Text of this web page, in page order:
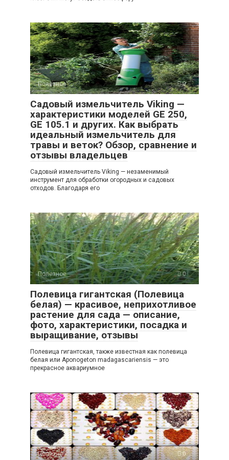
Полезное 0
Садовый измельчитель Viking —
характеристики моделей GE 250,
GE 105.1 и других. Как выбрать
идеальный измельчитель для
травы и веток? Обзор, сравнение и
отзывы владельцев
Садовый измельчитель Viking — незаменимый
инструмент для обработки огородных и садовых
отходов. Благодаря его
Полезное 0
Полевица гигантская (Полевица
белая) — красивое, неприхотливое
растение для сада — описание,
фото, характеристики, посадка и
выращивание, отзывы
Полевица гигантская, также известная как полевица
белая или Aponogeton madagascariensis — это
прекрасное аквариумное
Полезное 0